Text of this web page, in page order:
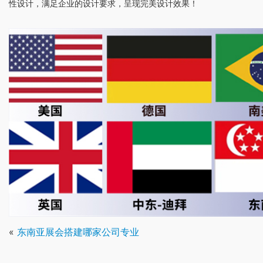
性设计，满足企业的设计要求，呈现完美设计效果！
« 东南亚展会搭建哪家公司专业